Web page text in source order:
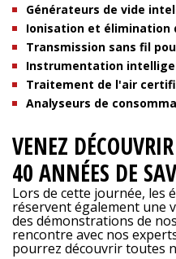
Générateurs de vide
Ionisation et élimination
Transmission sans fil
Instrumentation
Traitement de l'air
Analyseurs de
VENEZ
40 ANNÉES DE
Lors de cette journée, les
réservent également une
des démonstrations de
rencontre avec nos
pourrez découvrir toutes